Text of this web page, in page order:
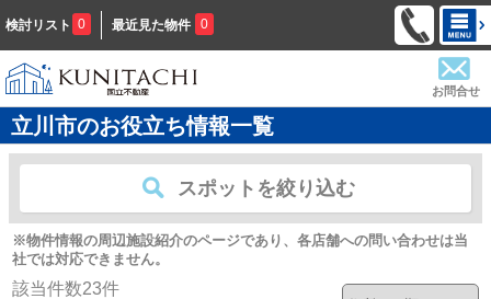
検討リスト 0 最近見た物件 0
お問合せ
立川市のお役立ち情報一覧
スポットを絞り込む
※物件情報の周辺施設紹介のページであり、各店舗への問い合わせは当
社では対応できません。
該当件数23件